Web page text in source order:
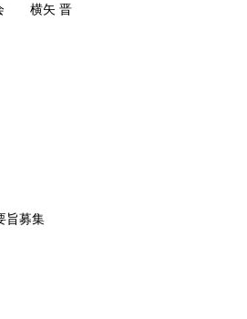
会 横矢 晋
旨募集